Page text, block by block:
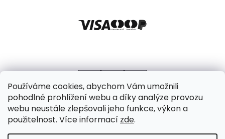
Používáme cookies, abychom Vám umožnili
pohodlné prohlížení webu a díky analýze provozu
webu neustále zlepšovali jeho funkce, výkon a
použitelnost. Více informací zde.
Vytvořil Shoptet